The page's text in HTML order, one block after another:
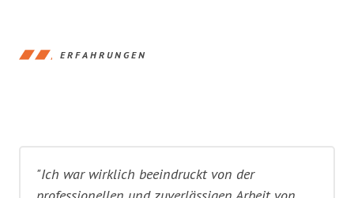
ERFAHRUNGEN
"Ich war wirklich beeindruckt von der